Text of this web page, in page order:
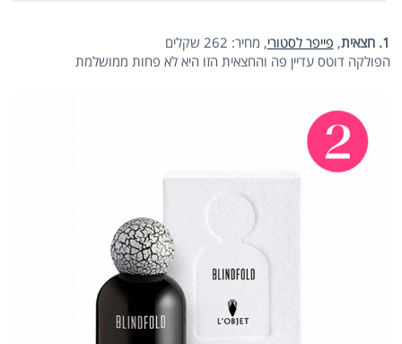
1. חצאית , פייפר לסטורי, מחיר: 262 שקלים
הפולקה דוטס עדיין פה והחצאית הזו היא לא פחות ממושלמת